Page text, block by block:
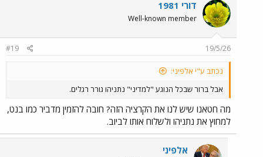
דורי 1981
Well-known member
19/5/26
#19
נכתב ע"י אלפיני:
אבל ברור שבכל הנוגע "למדיני" נתניהו גורר רגלים.
מה חטאנו שיש לנו את הקרציה הזה? חובה להזמין מדביר כמו בנט,
למחוץ את נתניהו ולשלוח אותו לביוב.
אלפיני